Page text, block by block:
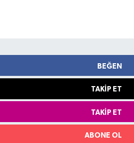
BEĞEN
TAKIP ET
TAKIP ET
ABONE OL